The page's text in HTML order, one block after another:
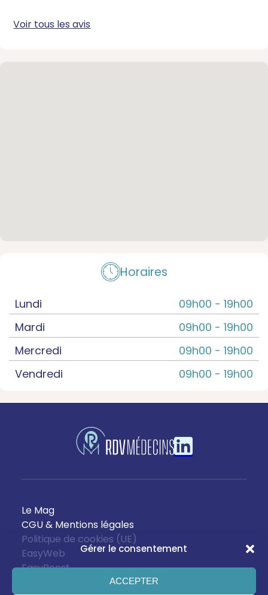
Gérer le consentement
ACCEPTER
Voir tous les avis
Horaires
Lundi 09h00 - 19h00
Mardi
09h00 - 19h00
Mercredi
09h00 - 19h00
Vendredi
09h00 - 19h00
Le Mag
CGU & Mentions légales
Politique de cookies (UE)
EasyWeb
EasyBoost